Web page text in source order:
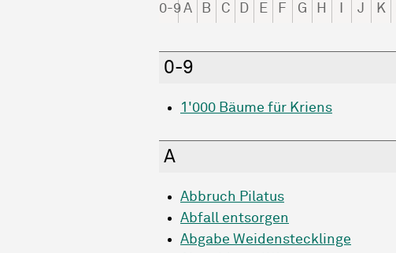
0-9 A B C D E F G H J K
0-9
1'000 Bäume für Kriens
A
Abbruch Pilatus
Abfall entsorgen
Abgabe Weidenstecklinge